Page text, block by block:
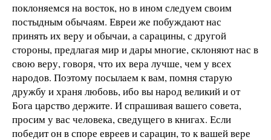
поклоняемся на восток, но в ином следуем своим
постыдным обычаям. Евреи же побуждают нас
принять их веру и обычаи, а сарацины, с другой
стороны, предлагая мир и дары многие, склоняют нас в
свою веру, говоря, что их вера лучше, чем у всех
народов. Поэтому посылаем к вам, помня старую
дружбу и храня любовь, ибо вы народ великий и от
Бога царство держите. И спрашивая вашего совета,
просим у вас человека, сведущего в книгах. Если
победит он в споре евреев и сарацин, то к вашей вере